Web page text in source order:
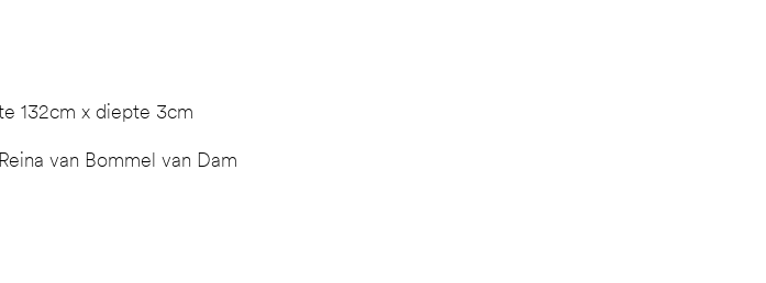
132cm x diepte 3cm
van Bommel van Dam